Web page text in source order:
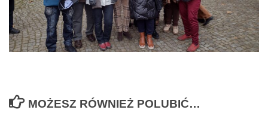
MOŻESZ RÓWNIEŻ POLUBIĆ…